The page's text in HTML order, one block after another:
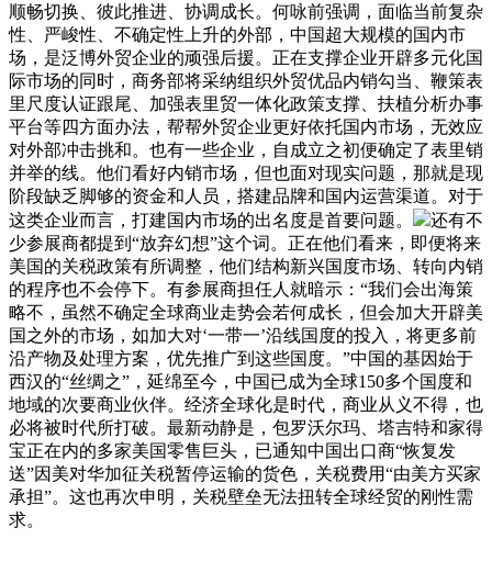
顺畅切换、彼此推进、协调成长。何咏前强调，面临当前复杂
性、严峻性、不确定性上升的外部，中国超大规模的国内市
场，是泛博外贸企业的顽强后援。正在支撑企业开辟多元化国
际市场的同时，商务部将采纳组织外贸优品内销勾当、鞭策表
里尺度认证跟尾、加强表里贸一体化政策支撑、扶植分析办事
平台等四方面办法，帮帮外贸企业更好依托国内市场，无效应
对外部冲击挑和。也有一些企业，自成立之初便确定了表里销
并举的线。他们看好内销市场，但也面对现实问题，那就是现
阶段缺乏脚够的资金和人员，搭建品牌和国内运营渠道。对于
这类企业而言，打建国内市场的出名度是首要问题。
还有不
少参展商都提到“放弃幻想”这个词。正在他们看来，即便将来
美国的关税政策有所调整，他们结构新兴国度市场、转向内销
的程序也不会停下。有参展商担任人就暗示：“我们会出海策
略不，虽然不确定全球商业走势会若何成长，但会加大开辟美
国之外的市场，如加大对‘一带一’沿线国度的投入，将更多前
沿产物及处理方案，优先推广到这些国度。”中国的基因始于
西汉的“丝绸之”，延绵至今，中国已成为全球150多个国度和
地域的次要商业伙伴。经济全球化是时代，商业从义不得，也
必将被时代所打破。最新动静是，包罗沃尔玛、塔吉特和家得
宝正在内的多家美国零售巨头，已通知中国出口商“恢复发
送”因美对华加征关税暂停运输的货色，关税费用“由美方买家
承担”。这也再次申明，关税壁垒无法扭转全球经贸的刚性需
求。